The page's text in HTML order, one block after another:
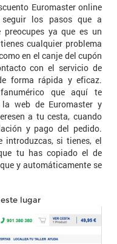
Euromaster online
los pasos que a
ya que es un
cualquier problema
en el canje del cupón
con el servicio de
forma rápida y eficaz.
que aquí te
web de Euromaster y
a tu cesta, cuando
y pago del pedido.
introduzcas, si tienes, el
tu has copiado el de
y automáticamente se
lugar